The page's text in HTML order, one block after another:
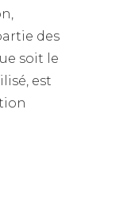
des
soit le
est